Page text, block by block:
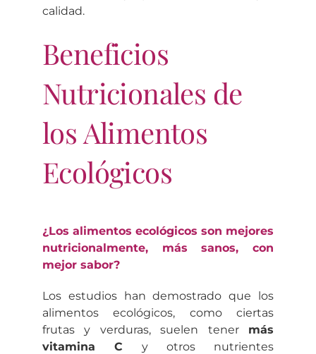
calidad.
Beneficios
Nutricionales de
los Alimentos
Ecológicos
¿Los alimentos ecológicos son mejores
nutricionalmente, más sanos, con
mejor sabor?
Los estudios han demostrado que los
alimentos ecológicos, como ciertas
frutas y verduras, suelen tener más
vitamina C y otros nutrientes